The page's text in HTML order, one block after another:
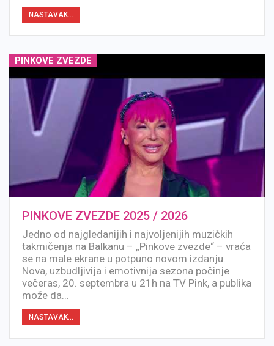
NASTAVAK...
PINKOVE ZVEZDE
PINKOVE ZVEZDE 2025 / 2026
Jedno od najgledanijih i najvoljenijih muzičkih
takmičenja na Balkanu – „Pinkove zvezde“ – vraća
se na male ekrane u potpuno novom izdanju.
Nova, uzbudljivija i emotivnija sezona počinje
večeras, 20. septembra u 21h na TV Pink, a publika
može da…
NASTAVAK...